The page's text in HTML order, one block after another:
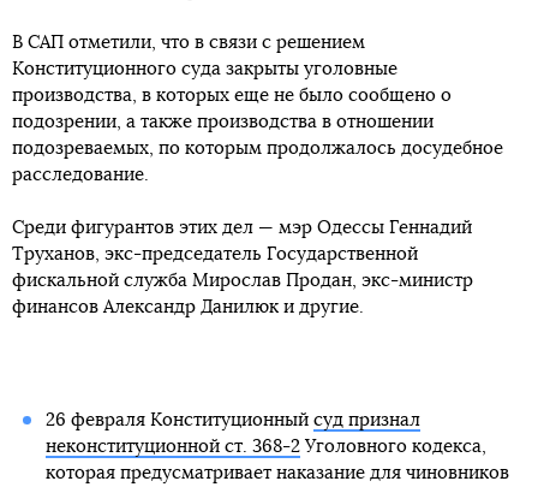
В САП отметили, что в связи с решением
Конституционного суда закрыты уголовные
производства, в которых еще не было сообщено о
подозрении, а также производства в отношении
подозреваемых, по которым продолжалось досудебное
расследование.
Среди фигурантов этих дел — мэр Одессы Геннадий
Труханов, экс-председатель Государственной
фискальной служба Мирослав Продан, экс-министр
финансов Александр Данилюк и другие.
26 февраля Конституционный суд признал
неконституционной ст. 368-2Уголовного кодекса,
которая предусматривает наказание для чиновников